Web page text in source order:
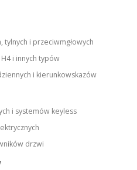
tylnych i przeciwmgłowych
i innych typów
i kierunkowskazów
i systemów keyless
drzwi